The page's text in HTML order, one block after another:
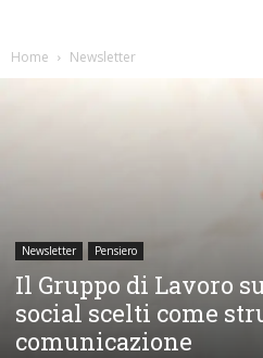
Home Newsletter
Newsletter Pensiero
Il Gruppo di Lavoro
social scelti come
comunicazione